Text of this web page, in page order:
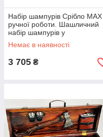
Набір шампурів Срібло MAX
ручної роботи. Шашличний
набір шампурів у
дерев'яному кейсі.
Немає в наявності
3 705 ₴